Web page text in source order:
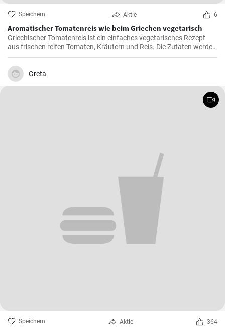
Speichern Aktie 6
Aromatischer Tomatenreis wie beim Griechen vegetarisch
Griechischer Tomatenreis ist ein einfaches vegetarisches Rezept
aus frischen reifen Tomaten, Kräutern und Reis. Die Zutaten werden
zusammen gekocht und als vegetarische Hauptspeise zu Brot oder
Fetakäse genossen. Schnell und einfach zubereitet.
Greta
Speichern Aktie 364